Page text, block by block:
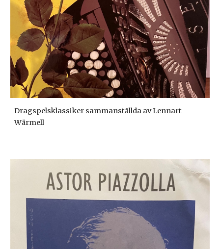
Dragspelsklassiker sammanställda av Lennart
Wärmell